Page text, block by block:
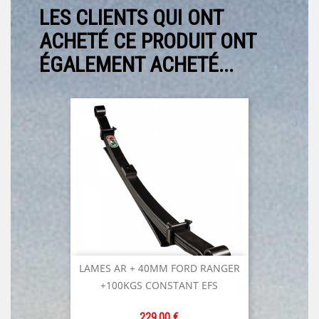
LES CLIENTS QUI ONT
ACHETÉ CE PRODUIT ONT
ÉGALEMENT ACHETÉ...
LAMES AR + 40MM FORD RANGER
+100KGS CONSTANT EFS
Prix